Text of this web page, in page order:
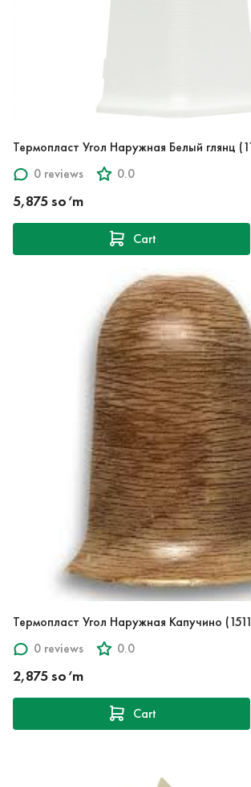
Термопласт Угол Наружная Белый глянц
0 reviews
0.0
5,875 so‘m
Cart
Термопласт Угол Наружная Капучино
0 reviews
0.0
2,875 so‘m
Cart